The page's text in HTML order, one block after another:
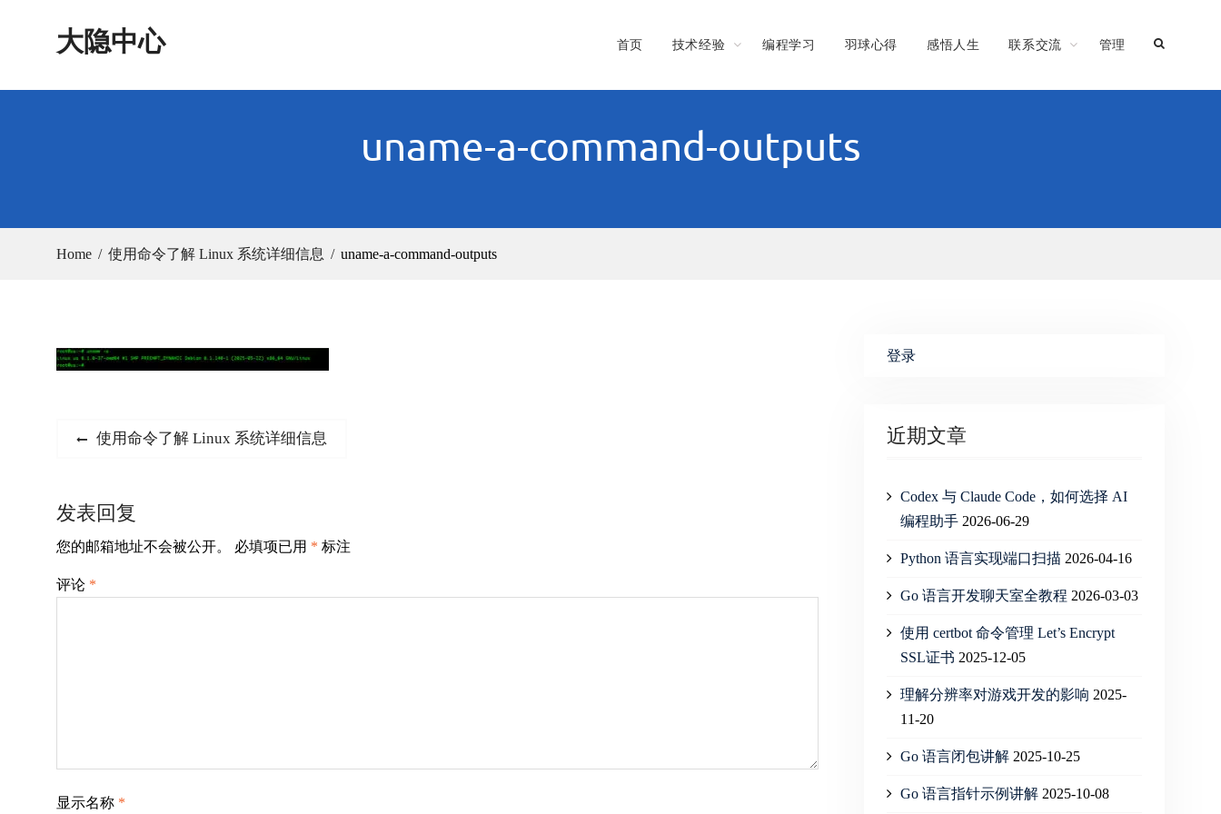
大隐中心 首页 技术经验 编程学习 羽球心得 感悟人生 联系交流 管理
uname-a-command-outputs
Home 使用命令了解 Linux 系统详细信息 uname-a-command-outputs
文
导
航
Previous
使用命令了解 Linux 系统详细信息
发表回复
您的邮箱地址不会被公开。 必填项已用 * 标注
评论 *
显示名称 *
登录
近期文章
Codex 与 Claude Code，如何选择 AI
编程助手 2026-06-29
Python 语言实现端口扫描 2026-04-16
Go 语言开发聊天室全教程 2026-03-03
使用 certbot 命令管理 Let’s Encrypt
SSL证书 2025-12-05
理解分辨率对游戏开发的影响 2025-
11-20
Go 语言闭包讲解 2025-10-25
Go 语言指针示例讲解 2025-10-08